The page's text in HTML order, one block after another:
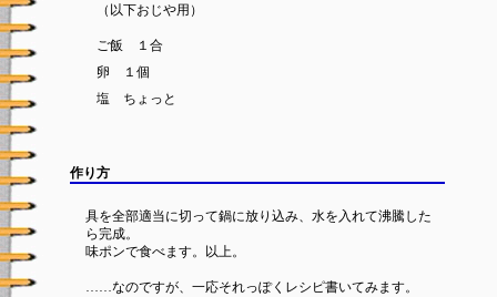
（以下おじや用）
ご飯 １合
卵 １個
塩 ちょっと
作り方
具を全部適当に切って鍋に放り込み、水を入れて沸騰した
ら完成。
味ポンで食べます。以上。
……なのですが、一応それっぽくレシピ書いてみます。